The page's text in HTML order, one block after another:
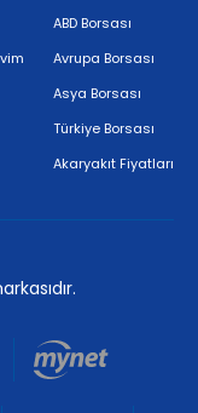
ABD Borsası
Avrupa Borsası
Asya Borsası
Türkiye Borsası
Akaryakıt Fiyatları